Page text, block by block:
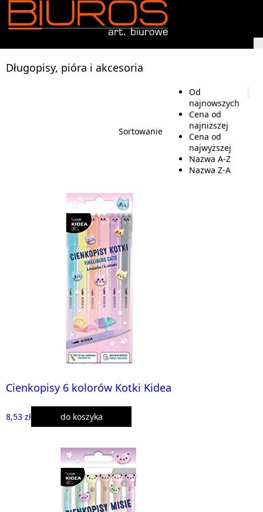
Długopisy, pióra i akcesoria
Sortowanie
Od
najnowszych
Cena od
najniższej
Cena od
najwyższej
Nazwa A-Z
Nazwa Z-A
Cienkopisy 6 kolorów Kotki Kidea
8,53 zł do koszyka